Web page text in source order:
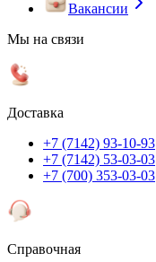
Вакансии
Мы на связи
Доставка
+7 (7142) 93-10-93
+7 (7142) 53-03-03
+7 (700) 353-03-03
Справочная